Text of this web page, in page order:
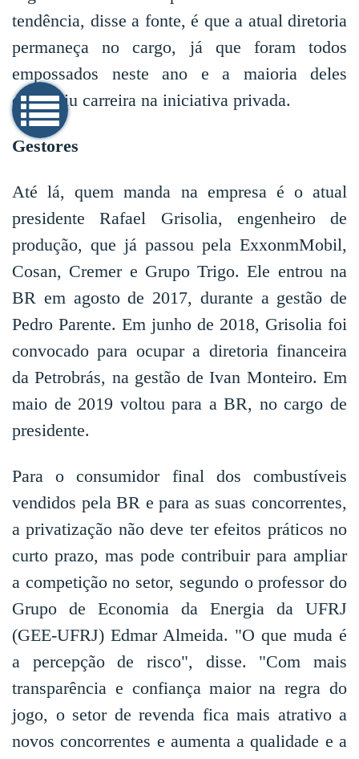
tendência, disse a fonte, é que a atual diretoria
permaneça no cargo, já que foram todos
empossados neste ano e a maioria deles
construiu carreira na iniciativa privada.
Gestores
Até lá, quem manda na empresa é o atual
presidente Rafael Grisolia, engenheiro de
produção, que já passou pela ExxonmMobil,
Cosan, Cremer e Grupo Trigo. Ele entrou na
BR em agosto de 2017, durante a gestão de
Pedro Parente. Em junho de 2018, Grisolia foi
convocado para ocupar a diretoria financeira
da Petrobrás, na gestão de Ivan Monteiro. Em
maio de 2019 voltou para a BR, no cargo de
presidente.
Para o consumidor final dos combustíveis
vendidos pela BR e para as suas concorrentes,
a privatização não deve ter efeitos práticos no
curto prazo, mas pode contribuir para ampliar
a competição no setor, segundo o professor do
Grupo de Economia da Energia da UFRJ
(GEE-UFRJ) Edmar Almeida. "O que muda é
a percepção de risco", disse. "Com mais
transparência e confiança maior na regra do
jogo, o setor de revenda fica mais atrativo a
novos concorrentes e aumenta a qualidade e a